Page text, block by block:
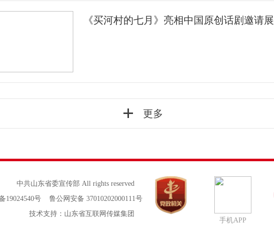
《买河村的七月》亮相中国原创话剧邀请展
更多
中共山东省委宣传部 All rights reserved
19024540号 鲁公网安备 37010202000111号
技术支持：山东省互联网传媒集团
手机APP